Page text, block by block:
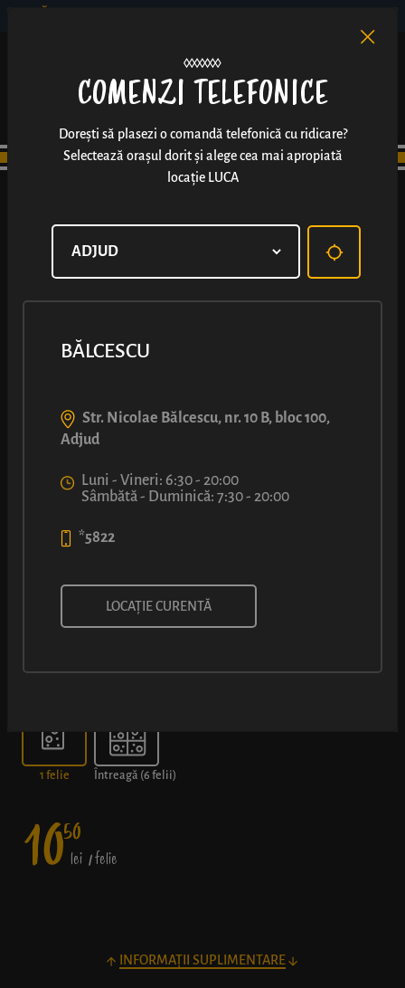
PIZZA CU SALAM PICANT
1 felie Întreagă (6 felii)
1050
lei / felie
INFORMAȚII SUPLIMENTARE
COMENZI TELEFONICE
Dorești să plasezi o comandă telefonică cu ridicare?
Selectează orașul dorit și alege cea mai apropiată
locație LUCA
BĂLCESCU
Str. Nicolae Bălcescu, nr. 10 B, bloc 100,
Adjud
Luni - Vineri: 6:30 - 20:00
Sâmbătă - Duminică: 7:30 - 20:00
*5822
LOCAȚIE CURENTĂ